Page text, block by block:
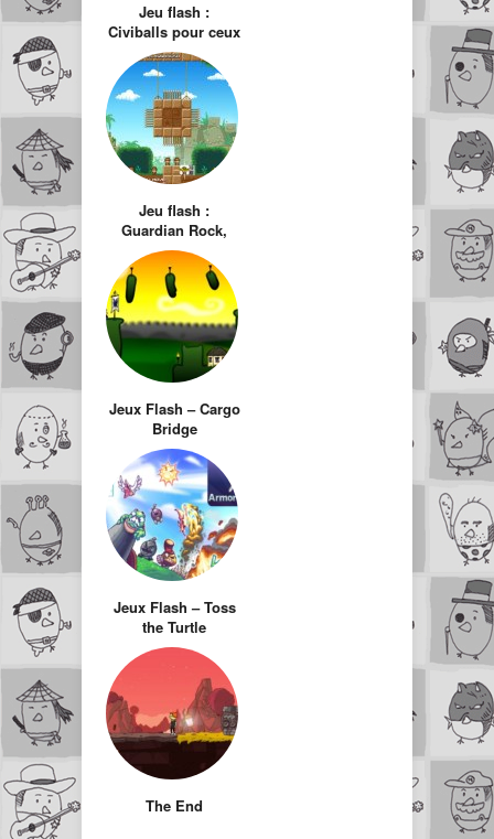
Jeu flash :
Civiballs pour ceux
qui ont les boules !
Jeu flash :
Guardian Rock,
écrasez le petit
Indiana Jones
Jeux Flash – Cargo
Bridge
Jeux Flash – Toss
the Turtle
The End